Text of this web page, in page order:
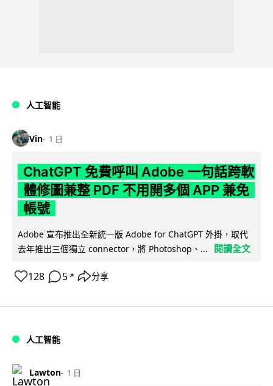
人工智能
Vin 1 日
ChatGPT 免費呼叫 Adobe 一句話跨軟
體修圖兼整 PDF 不用開多個 APP 兼免
帳號
Adobe 宣布推出全新統一版 Adobe for ChatGPT 外掛，取代
去年推出三個獨立 connector，將 Photoshop、...
閱讀全文
128 5 ↗ 分享
人工智能
Lawton 1 日